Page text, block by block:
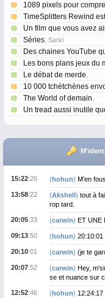
1089 pixels pour
TimeSplitters Rewind
Un film que vous avez
Séries , Sarki
Des chaines YouTube
Les bons plans jeux du
Le débat de merde
10 000 tchétchènes
The World of demain
Un tread aussi inutile
15:22:26 (hohun) M'en
13:58:22 (Akshell) tout à
rop tard.
20:05:33 (carwin) ET UNE
09:13:50 (hohun) 20:10:01
20:10:01 (carwin) (je te
20:07:52 (carwin) Hey,
se et nuance sur
12:52:46 (hohun)